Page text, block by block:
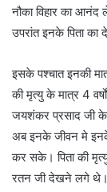
नौका विहार का
उपरांत इनके पिता का
इसके पश्चात इनकी
की मृत्यु के मात्र 4
जयशंकर प्रसाद जी
अब इनके जीवन मे
कर सके। पिता की
रतन जी देखने लगे थे।